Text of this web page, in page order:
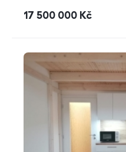
cena
17 500 000 Kč